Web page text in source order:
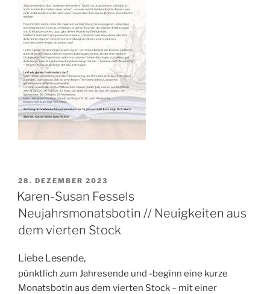
VERÖFFENTLICHT
AM
28. DEZEMBER 2023
Karen-Susan Fessels
Neujahrsmonatsbotin // Neuigkeiten aus
dem vierten Stock
Liebe Lesende,
pünktlich zum Jahresende und -beginn eine kurze
Monatsbotin aus dem vierten Stock – mit einer